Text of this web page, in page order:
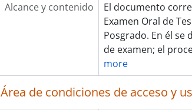
Alcance y contenido
El documento
Examen Oral de
Posgrado. En él
de examen; el
more
Área de condiciones de acceso y